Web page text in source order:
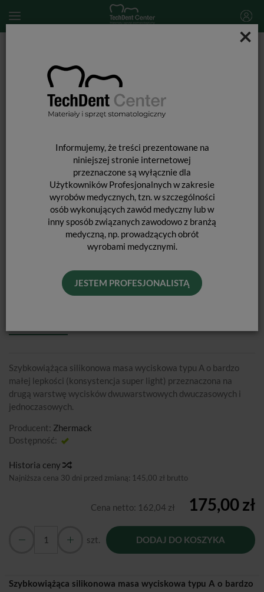
×
Informujemy, że treści prezentowane na
niniejszej stronie internetowej
przeznaczone są wyłącznie dla
Użytkowników Profesjonalnych w zakresie
wyrobów medycznych, tzn. w szczególności
osób wykonujących zawód medyczny lub w
inny sposób związanych zawodowo z branżą
medyczną, np. prowadzących obrót
wyrobami medycznymi.
JESTEM PROFESJONALISTĄ
Hydrorise Extra Light Fast / 2 x 50ml
HYDRORISE EXTRA LIGHT FAST / 2 X
Szybkowiążąca silikonowa masa wyciskowa typu A o bardzo
małej lepkości (konsystencja super light) przeznaczona na
drugą warstwę wycisków dwuwarstwowych dwuczasowych i
jednoczasowych.
Producent: Zhermack
Dostępność:
Historia ceny
Najniższa cena 30 dni przed zmianą: 145,00 zł brutto
Cena netto: 162,04 zł 175,00 zł
szt. DODAJ DO KOSZYKA
Szybkowiążąca silikonowa masa wyciskowa typu A o bardzo